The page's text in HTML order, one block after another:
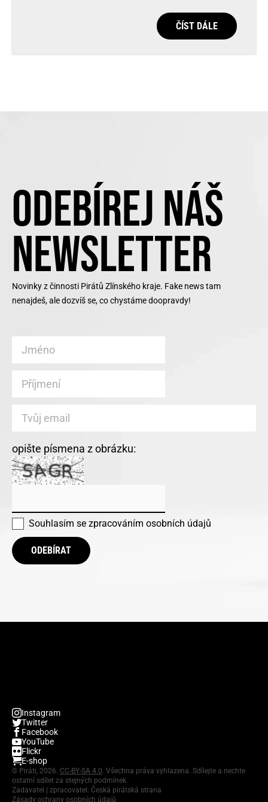
ČÍST DÁLE
ODEBÍREJ NÁŠ
NEWSLETTER
Novinky z činnosti Pirátů Zlínského kraje. Fake news tam
nenajdeš, ale dozvíš se, co chystáme doopravdy!
opište písmena z obrázku:
Souhlasím se zpracováním osobních údajů
ODEBÍRAT
Instagram
Twitter
Facebook
YouTube
Flickr
E-shop
© Piráti, 2026. CC-BY-SA 4.0. Všechna práva vyhlazena. Sdílejte a nechte
ostatní sdílet za stejných podmínek.
Zadavatel | zpracovatel: Česká pirátská strana
Zásady ochrany osobních údajů